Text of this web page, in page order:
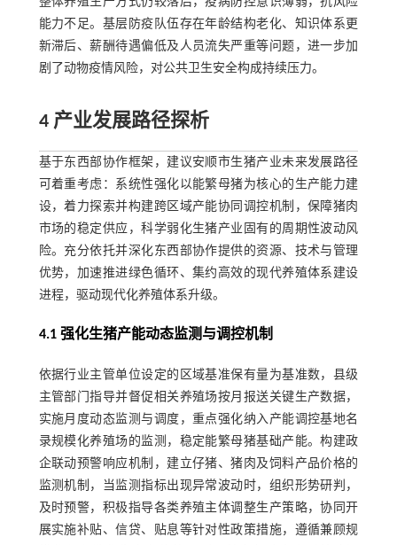
能力不足。基层防疫队伍存在年龄结构老化、知识体系更
新滞后、薪酬待遇偏低及人员流失严重等问题，进一步加
剧了动物疫情风险，对公共卫生安全构成持续压力。
4 产业发展路径探析
基于东西部协作框架，建议安顺市生猪产业未来发展路径
可着重考虑：系统性强化以能繁母猪为核心的生产能力建
设，着力探索并构建跨区域产能协同调控机制，保障猪肉
市场的稳定供应，科学弱化生猪产业固有的周期性波动风
险。充分依托并深化东西部协作提供的资源、技术与管理
优势，加速推进绿色循环、集约高效的现代养殖体系建设
进程，驱动现代化养殖体系升级。
4.1 强化生猪产能动态监测与调控机制
依据行业主管单位设定的区域基准保有量为基准数，县级
主管部门指导并督促相关养殖场按月报送关键生产数据，
实施月度动态监测与调度，重点强化纳入产能调控基地名
录规模化养殖场的监测，稳定能繁母猪基础产能。构建政
企联动预警响应机制，建立仔猪、猪肉及饲料产品价格的
监测机制，当监测指标出现异常波动时，组织形势研判，
及时预警，积极指导各类养殖主体调整生产策略，协同开
展实施补贴、信贷、贴息等针对性政策措施，遵循兼顾规